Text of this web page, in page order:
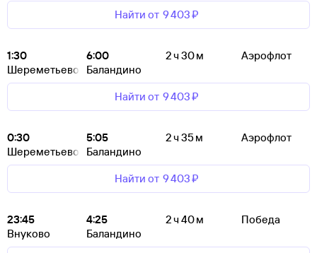
Найти от 9 ⁠403 ⁠₽
1:30
Шереметьево
6:00
Баландино
2 ч 30 м Аэрофлот
Найти от 9 ⁠403 ⁠₽
0:30
Шереметьево
5:05
Баландино
2 ч 35 м Аэрофлот
Найти от 9 ⁠403 ⁠₽
23:45
Внуково
4:25
Баландино
2 ч 40 м Победа